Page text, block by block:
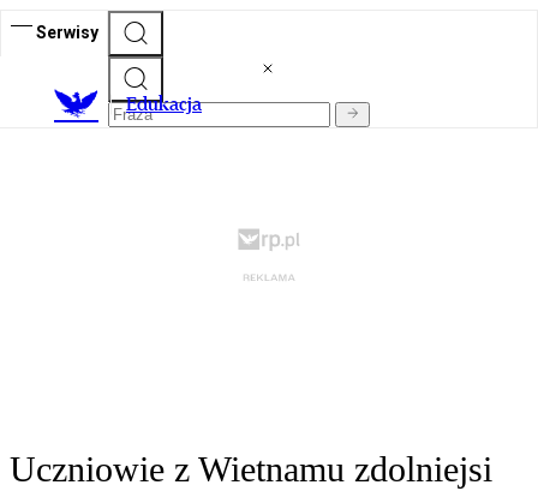
Serwisy
Edukacja
Uczniowie z Wietnamu zdolniejsi